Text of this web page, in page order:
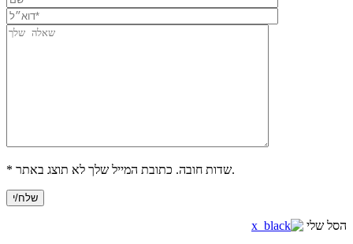
* שדות חובה. כתובת המייל שלך לא תוצג באתר.
הסל שלי